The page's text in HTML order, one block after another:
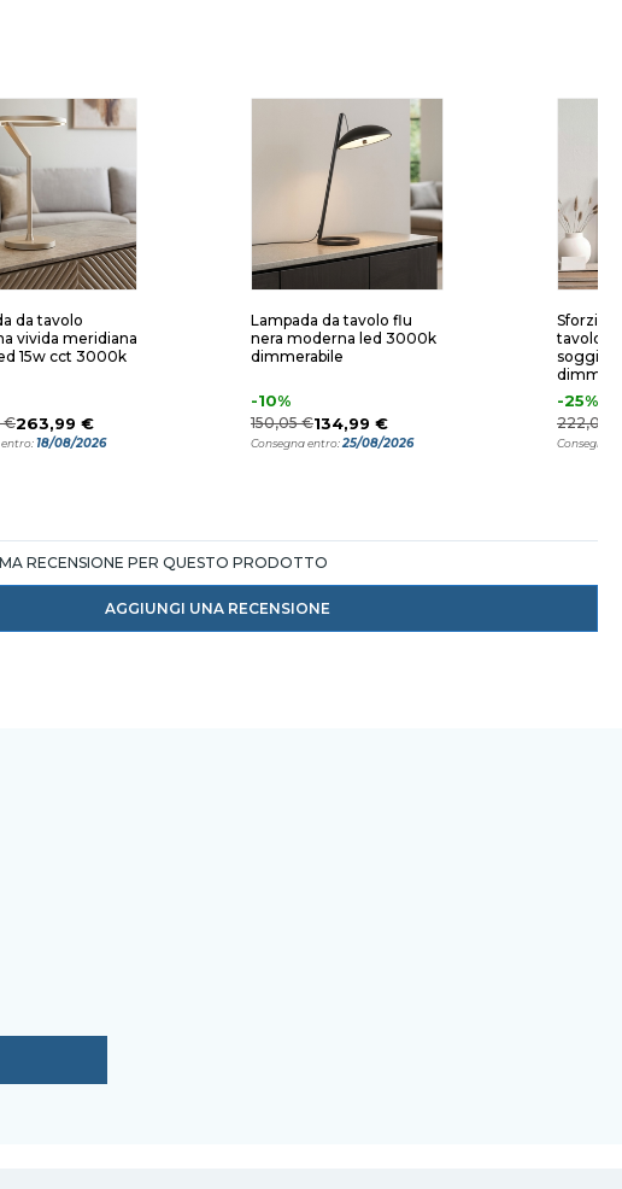
da tavolo
vivida meridiana
15w cct 3000k
€263,99 €
entro:18/08/2026
Lampada da tavolo flu
nera moderna led 3000k
dimmerabile
-10%
150,05 €134,99 €
Consegna entro:25/08/2026
Sforzin
tavolo
-25%
222,00
Consegna
RECENSIONE PER QUESTO PRODOTTO
AGGIUNGI UNA RECENSIONE